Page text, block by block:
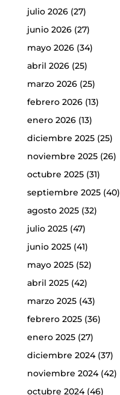
julio 2026(27)
junio 2026(27)
mayo 2026(34)
abril 2026(25)
marzo 2026(25)
febrero 2026(13)
enero 2026(13)
diciembre 2025(25)
noviembre 2025(26)
octubre 2025(31)
septiembre 2025(40)
agosto 2025(32)
julio 2025(47)
junio 2025(41)
mayo 2025(52)
abril 2025(42)
marzo 2025(43)
febrero 2025(36)
enero 2025(27)
diciembre 2024(37)
noviembre 2024(42)
octubre 2024(46)